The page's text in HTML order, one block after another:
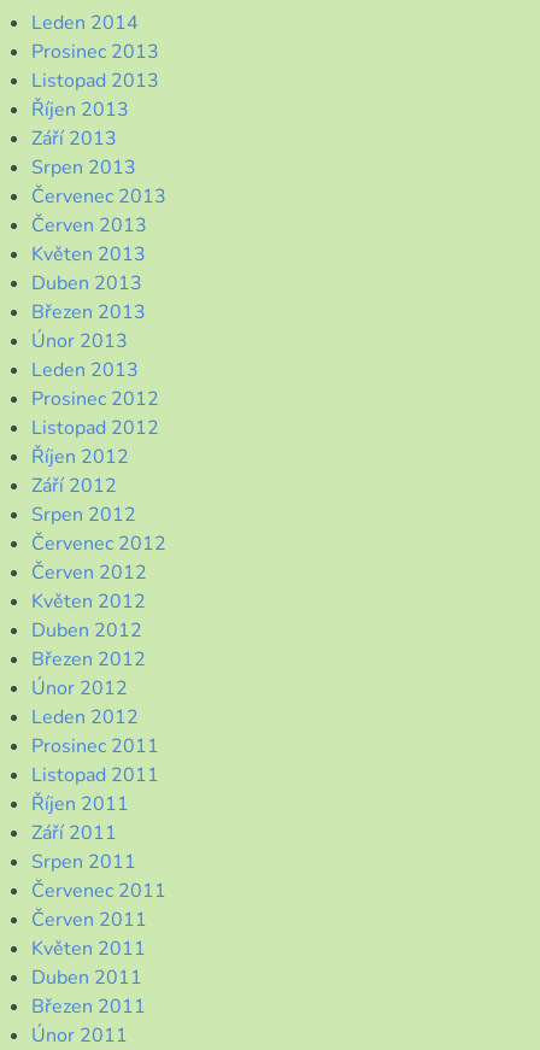
Leden 2014
Prosinec 2013
Listopad 2013
Říjen 2013
Září 2013
Srpen 2013
Červenec 2013
Červen 2013
Květen 2013
Duben 2013
Březen 2013
Únor 2013
Leden 2013
Prosinec 2012
Listopad 2012
Říjen 2012
Září 2012
Srpen 2012
Červenec 2012
Červen 2012
Květen 2012
Duben 2012
Březen 2012
Únor 2012
Leden 2012
Prosinec 2011
Listopad 2011
Říjen 2011
Září 2011
Srpen 2011
Červenec 2011
Červen 2011
Květen 2011
Duben 2011
Březen 2011
Únor 2011